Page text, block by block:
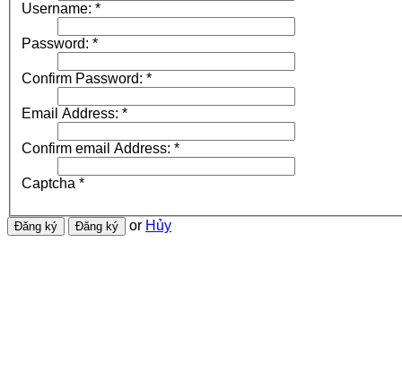
Username: *
Password: *
Confirm Password: *
Email Address: *
Confirm email Address: *
Captcha *
or Hủy